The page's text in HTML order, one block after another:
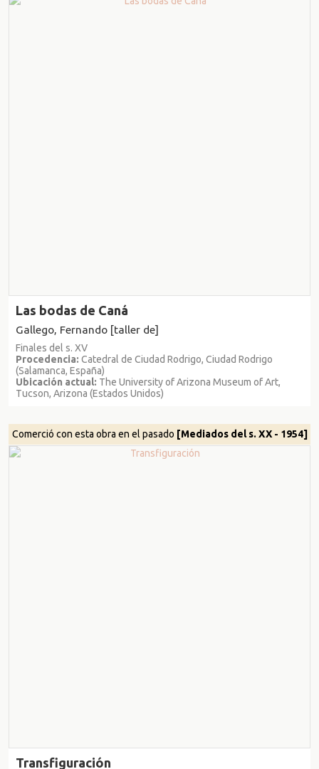
Las bodas de Caná
Gallego, Fernando [taller de]
Finales del s. XV
Procedencia: Catedral de Ciudad Rodrigo, Ciudad Rodrigo
(Salamanca, España)
Ubicación actual: The University of Arizona Museum of Art,
Tucson, Arizona (Estados Unidos)
Comerció con esta obra en el pasado [Mediados del s. XX - 1954]
Transfiguración